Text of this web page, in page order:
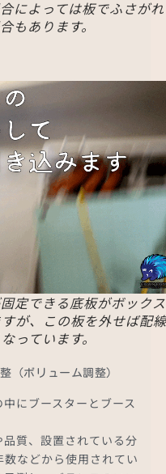
によっては板でふさがれ
もあります。
定できる底板がボックス
が、この板を外せば配線
っています。
（ボリューム調整）
にブースターとブース
質、設置されている分
などから使用されてい